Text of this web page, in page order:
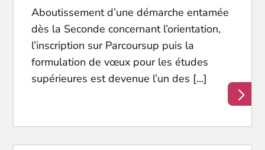
Aboutissement d’une démarche entamée
dès la Seconde concernant l’orientation,
l’inscription sur Parcoursup puis la
formulation de vœux pour les études
supérieures est devenue l’un des […]